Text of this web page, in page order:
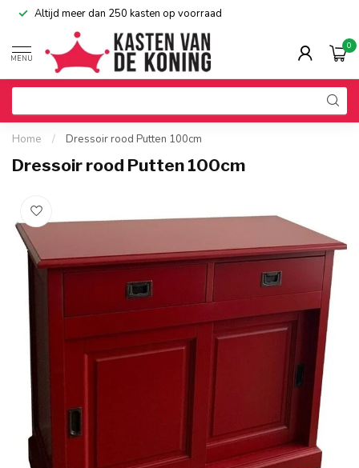
Altijd meer dan 250 kasten op voorraad
MENU
0
Home / Dressoir rood Putten 100cm
Dressoir rood Putten 100cm